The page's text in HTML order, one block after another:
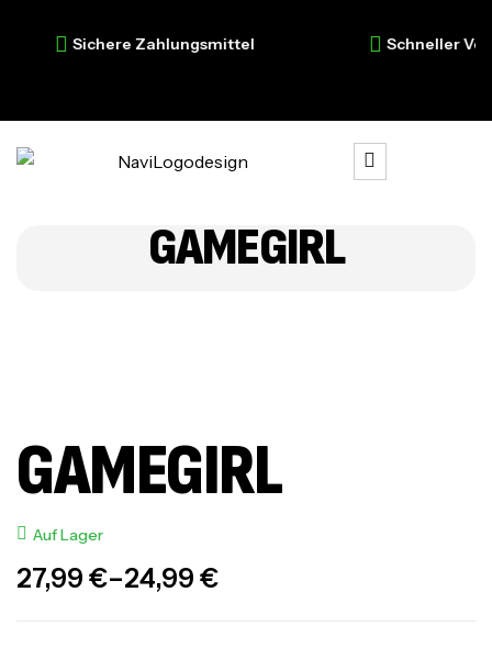
Sichere Zahlungsmittel Schneller
GAMEGIRL
GAMEGIRL
Auf Lager
24,99 €
–
27,99 €